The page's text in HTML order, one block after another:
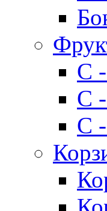
С
С
С